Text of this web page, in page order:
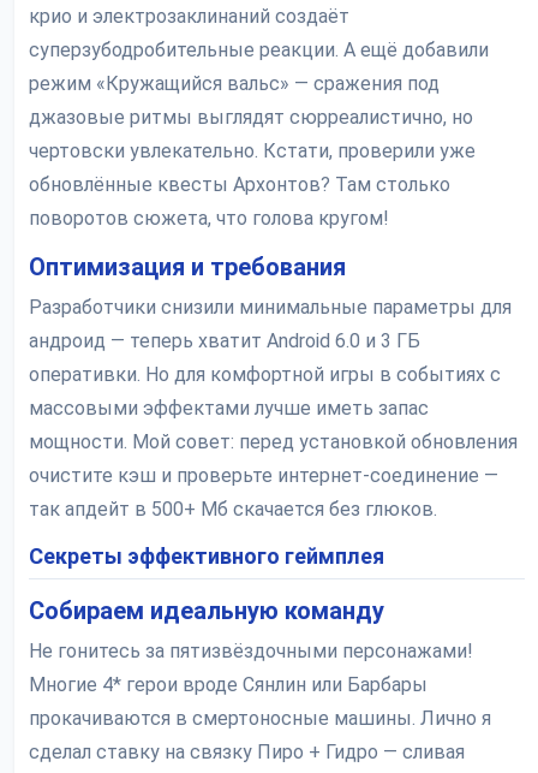
крио и электрозаклинаний создаёт
суперзубодробительные реакции. А ещё добавили
режим «Кружащийся вальс» — сражения под
джазовые ритмы выглядят сюрреалистично, но
чертовски увлекательно. Кстати, проверили уже
обновлённые квесты Архонтов? Там столько
поворотов сюжета, что голова кругом!
Оптимизация и требования
Разработчики снизили минимальные параметры для
андроид — теперь хватит Android 6.0 и 3 ГБ
оперативки. Но для комфортной игры в событиях с
массовыми эффектами лучше иметь запас
мощности. Мой совет: перед установкой обновления
очистите кэш и проверьте интернет-соединение —
так апдейт в 500+ Мб скачается без глюков.
Секреты эффективного геймплея
Собираем идеальную команду
Не гонитесь за пятизвёздочными персонажами!
Многие 4* герои вроде Сянлин или Барбары
прокачиваются в смертоносные машины. Лично я
сделал ставку на связку Пиро + Гидро — сливая